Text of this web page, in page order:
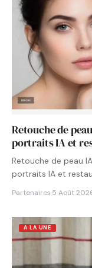
Retouche de
portraits IA et
Retouche de peau
portraits IA et
Partenaires·5 Août
A LA UNE